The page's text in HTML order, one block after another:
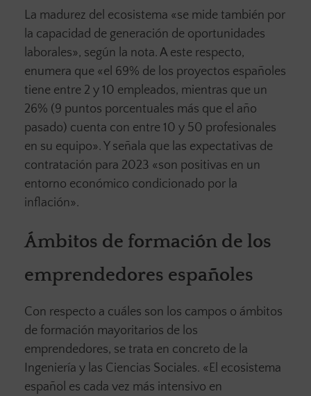
La madurez del ecosistema «se mide también por
la capacidad de generación de oportunidades
laborales», según la nota. A este respecto,
enumera que «el 69% de los proyectos españoles
tiene entre 2 y 10 empleados, mientras que un
26% (9 puntos porcentuales más que el año
pasado) cuenta con entre 10 y 50 profesionales
en su equipo». Y señala que las expectativas de
contratación para 2023 «son positivas en un
entorno económico condicionado por la
inflación».
Ámbitos de formación de los
emprendedores españoles
Con respecto a cuáles son los campos o ámbitos
de formación mayoritarios de los
emprendedores, se trata en concreto de la
Ingeniería y las Ciencias Sociales. «El ecosistema
español es cada vez más intensivo en